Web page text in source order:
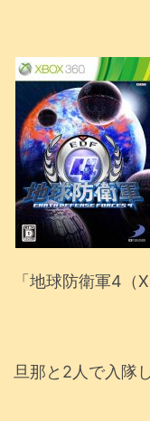
「地球防衛軍4（
旦那と2人で入隊し